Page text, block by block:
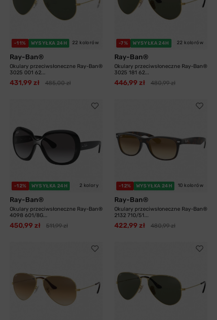
-11% WYSYŁKA 24H 22 kolorów
Ray-Ban®
Okulary przeciwsłoneczne Ray-Ban®
3025 001 62...
431,99 zł 485,00 zł
-7% WYSYŁKA 24H 22 kolorów
Ray-Ban®
Okulary przeciwsłoneczne Ray-Ban®
3025 181 62...
446,99 zł 480,99 zł
-12% WYSYŁKA 24H 2 kolory
Ray-Ban®
Okulary przeciwsłoneczne Ray-Ban®
4098 601/8G...
450,99 zł 511,99 zł
-12% WYSYŁKA 24H 10 kolorów
Ray-Ban®
Okulary przeciwsłoneczne Ray-Ban®
2132 710/51...
422,99 zł 480,99 zł